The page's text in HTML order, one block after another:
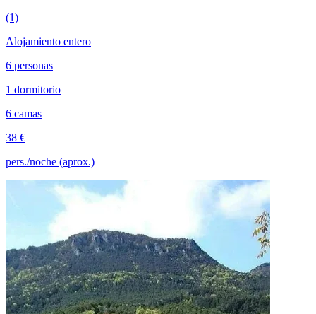
(1)
Alojamiento entero
6 personas
1 dormitorio
6 camas
38 €
pers./noche (aprox.)